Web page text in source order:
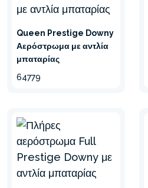
Queen Prestige Downy
Αερόστρωμα με αντλία
μπαταρίας
64779